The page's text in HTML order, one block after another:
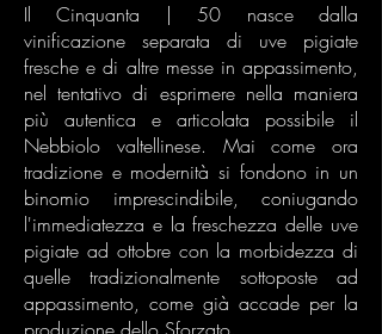
Il Cinquanta | 50 nasce dalla
vinificazione separata di uve pigiate
fresche e di altre messe in appassimento,
nel tentativo di esprimere nella maniera
più autentica e articolata possibile il
Nebbiolo valtellinese. Mai come ora
tradizione e modernità si fondono in un
binomio imprescindibile, coniugando
l'immediatezza e la freschezza delle uve
pigiate ad ottobre con la morbidezza di
quelle tradizionalmente sottoposte ad
appassimento, come già accade per la